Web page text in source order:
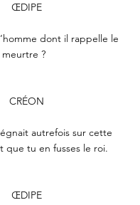
ŒDIPE
dont il rappelle le
meurtre ?
CRÉON
autrefois sur cette
que tu en fusses le roi.
ŒDIPE